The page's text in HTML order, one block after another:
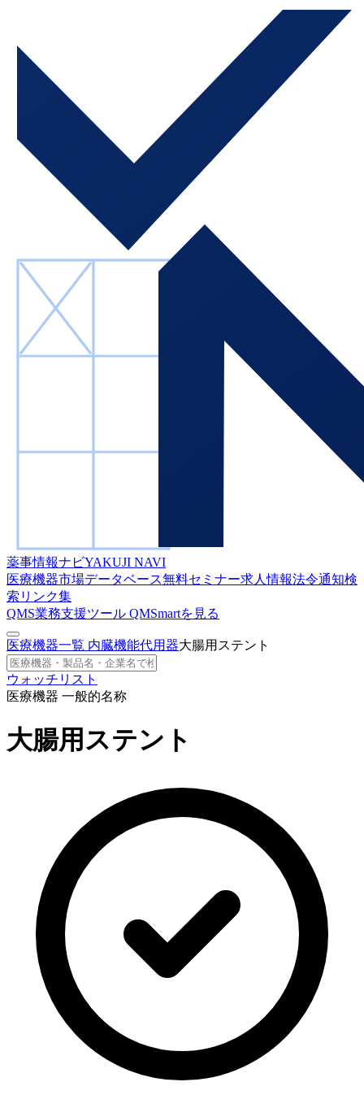
薬事情報ナビYAKUJI NAVI
医療機器市場データベース無料セミナー求人情報法令通知検
索 リンク集
QMS業務支援ツール QMSmartを見る
医療機器一覧 内臓機能代用器大腸用ステント
ウォッチリスト
医療機器 一般的名称
大腸用ステント